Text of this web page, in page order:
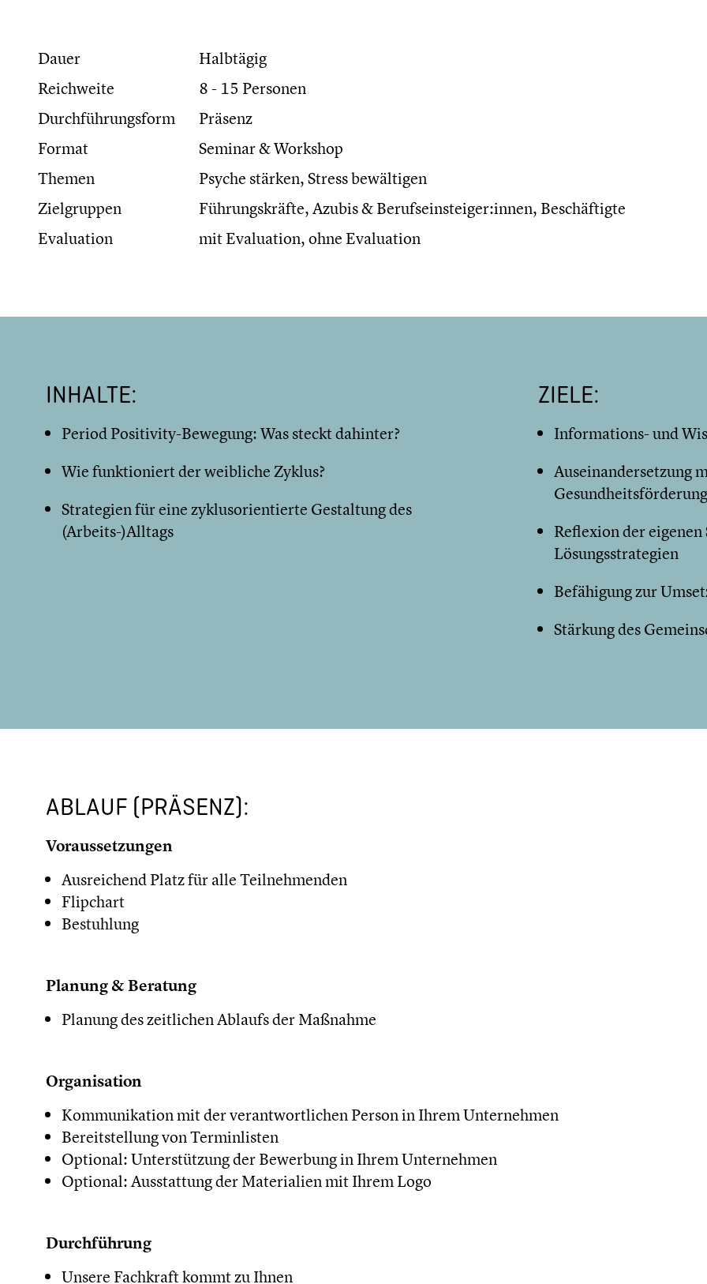
Dauer
Halbtägig
Reichweite
8 - 15 Personen
Durchführungsform
Präsenz
Format
Seminar & Workshop
Themen
Psyche stärken, Stress bewältigen
Zielgruppen
Führungskräfte, Azubis & Berufseinsteiger:innen, Beschäftigte
Evaluation
mit Evaluation, ohne Evaluation
INHALTE:
Period Positivity-Bewegung: Was steckt dahinter?
Wie funktioniert der weibliche Zyklus?
Strategien für eine zyklusorientierte Gestaltung des
(Arbeits-)Alltags
ZIELE:
Informations- und
Auseinandersetzung
Gesundheitsförderung
Reflexion der
Lösungsstrategien
Befähigung zur
Stärkung des
ABLAUF (PRÄSENZ):
Voraussetzungen
Ausreichend Platz für alle Teilnehmenden
Flipchart
Bestuhlung
Planung & Beratung
Planung des zeitlichen Ablaufs der Maßnahme
Organisation
Kommunikation mit der verantwortlichen Person in Ihrem Unternehmen
Bereitstellung von Terminlisten
Optional: Unterstützung der Bewerbung in Ihrem Unternehmen
Optional: Ausstattung der Materialien mit Ihrem Logo
Durchführung
Unsere Fachkraft kommt zu Ihnen